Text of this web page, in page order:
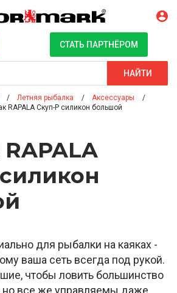
СТАТЬ ПАРТНЁРОМ
НАЙТИ
Летняя рыбалка
Аксессуары
RAPALA Скуп-Р силикон большой
для рыбалки на каяках -
ваша сеть всегда под рукой.
чтобы ловить большинство